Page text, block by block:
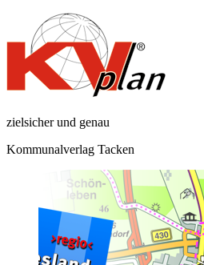
zielsicher und genau
Kommunalverlag Tacken